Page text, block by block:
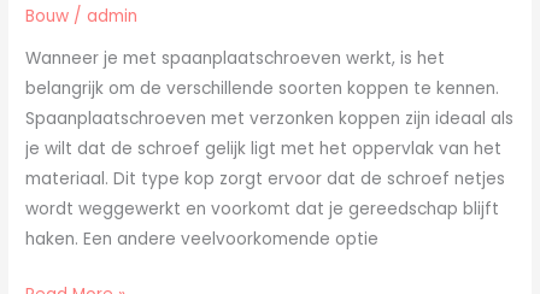
Bouw / admin
Wanneer je met spaanplaatschroeven werkt, is het
belangrijk om de verschillende soorten koppen te kennen.
Spaanplaatschroeven met verzonken koppen zijn ideaal als
je wilt dat de schroef gelijk ligt met het oppervlak van het
materiaal. Dit type kop zorgt ervoor dat de schroef netjes
wordt weggewerkt en voorkomt dat je gereedschap blijft
haken. Een andere veelvoorkomende optie
zelf
projecten